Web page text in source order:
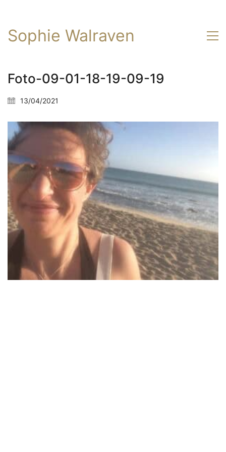
Sophie Walraven
Foto-09-01-18-19-09-19
13/04/2021